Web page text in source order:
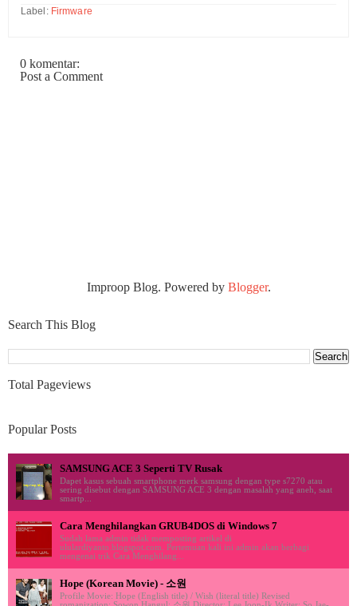
Label: Firmware
0 komentar:
Post a Comment
Improop Blog. Powered by Blogger.
Search This Blog
Total Pageviews
Popular Posts
SAMSUNG ACE 3 Seperti TV Rusak
Dapet kasus sebuah smartphone merk samsung dengan type s7270 atau
sering disebut dengan SAMSUNG ACE 3 dengan masalah yang aneh, saat
smartp...
Cara Menghilangkan GRUB4DOS di Windows 7
Sudah lama admin tidak memposting artikel di
ululardiyanto.blogspot.com. Pertemuan kali ini admin akan berbagi
mengenai trik Cara Menghilang...
Hope (Korean Movie) - 소원
Profile Movie: Hope (English title) / Wish (literal title) Revised